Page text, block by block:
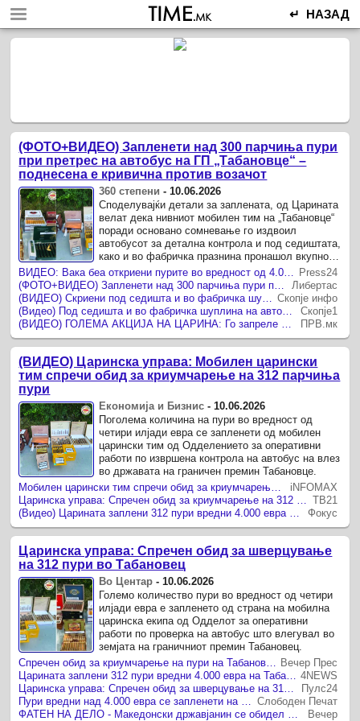
↵ НАЗАД
(ФОТО+ВИДЕО) Запленети над 300 парчиња пури
при претрес на автобус на ГП „Табановце“ –
поднесена е кривична против возачот
360 степени - 10.06.2026
Споделувајќи детали за заплената, од Царината
велат дека нивниот мобилен тим на „Табановце“
поради основано сомневање го издвоил
автобусот за детална контрола и под седиштата,
како и во фабричка празнина пронашол вкупно
312 парчиња пури од различни ...
Press24
Либертас
Скопје инфо
Скопје1
ПРВ.мк
(ВИДЕО) Царинска управа: Мобилен царински
тим спречи обид за криумчарење на 312 парчиња
пури
Економија и Бизнис - 10.06.2026
Поголема количина на пури во вредност од
четири илјади евра се запленети од мобилен
царински тим од Одделението за оперативни
работи по извршена контрола на автобус на влез
во државата на граничен премин Табановце.
iNFOMAX
ТВ21
Фокус
Царинска управа: Спречен обид за шверцување
на 312 пури во Табановец
Во Центар -10.06.2026
Големо количество пури во вредност од четири
илјади евра е запленето од страна на мобилна
царинска екипа од Одделот за оперативни
работи по проверка на автобус што влегувал во
земјата на граничниот премин Табановец.
Спречен обид за криумчарење на пури на Табановце Вечер Прес
Царината заплени 312 пури вредни 4.000 евра на Табановце – поднесена кривична пријава 4NEWS
Царинска управа: Спречен обид за шверцување на 312 пури во Табановец
Пулс24
Пури вредни над 4.000 евра се запленети на „Табановце“ Слободен Печат
ФАТЕН НА ДЕЛО - Македонски државјанин се обидел да прокриумчари стотици пури преку Табановце
Вечер